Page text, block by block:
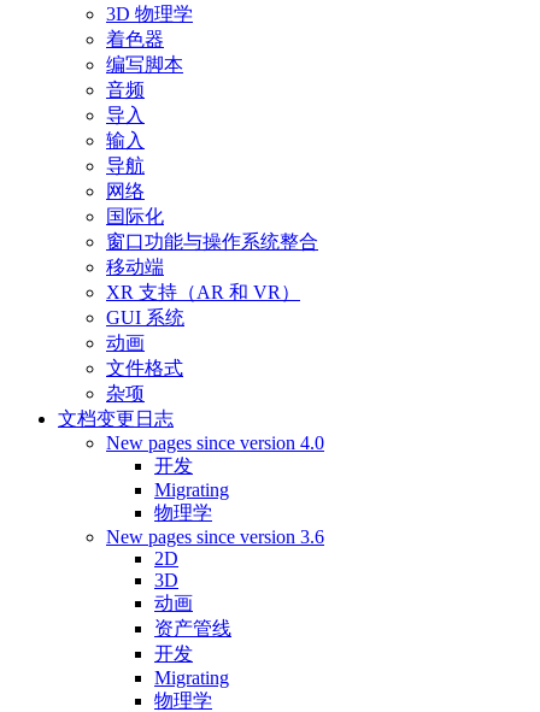
3D 物理学
着色器
编写脚本
音频
导入
输入
导航
网络
国际化
窗口功能与操作系统整合
移动端
XR 支持（AR 和 VR）
GUI 系统
动画
文件格式
杂项
文档变更日志
New pages since version 4.0
开发
Migrating
物理学
New pages since version 3.6
2D
3D
动画
资产管线
开发
Migrating
物理学